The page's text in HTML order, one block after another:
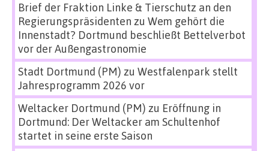
Brief der Fraktion Linke & Tierschutz an den
Regierungspräsidenten zu Wem gehört die
Innenstadt? Dortmund beschließt Bettelverbot
vor der Außengastronomie
Stadt Dortmund (PM) zu Westfalenpark stellt
Jahresprogramm 2026 vor
Weltacker Dortmund (PM) zu Eröffnung in
Dortmund: Der Weltacker am Schultenhof
startet in seine erste Saison